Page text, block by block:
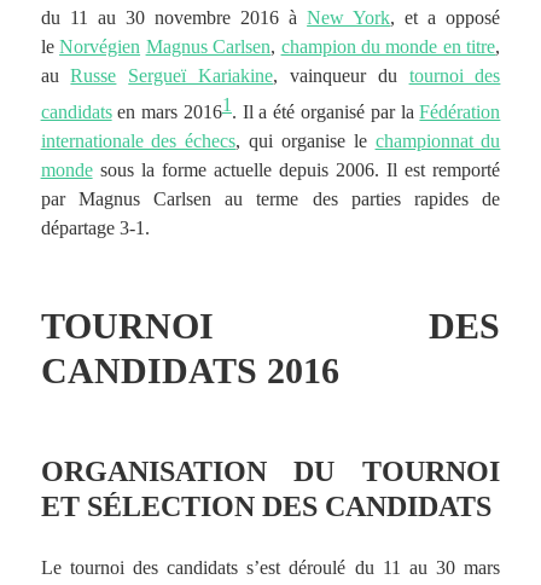
du 11 au 30 novembre 2016 àNew York, et a opposé
leNorvégien Magnus Carlsen, champion du monde en titre,
auRusse Sergueï Kariakine, vainqueur du tournoi des
candidatsen mars 20161. Il a été organisé par laFédération
internationale des échecs, qui organise le championnat du
mondesous la forme actuelle depuis 2006. Il est remporté
par Magnus Carlsen au terme des parties rapides de
départage 3-1.
TOURNOI DES
CANDIDATS 2016
ORGANISATION DU TOURNOI
ET SÉLECTION DES CANDIDATS
Le tournoi des candidats s’est déroulé du 11 au 30 mars